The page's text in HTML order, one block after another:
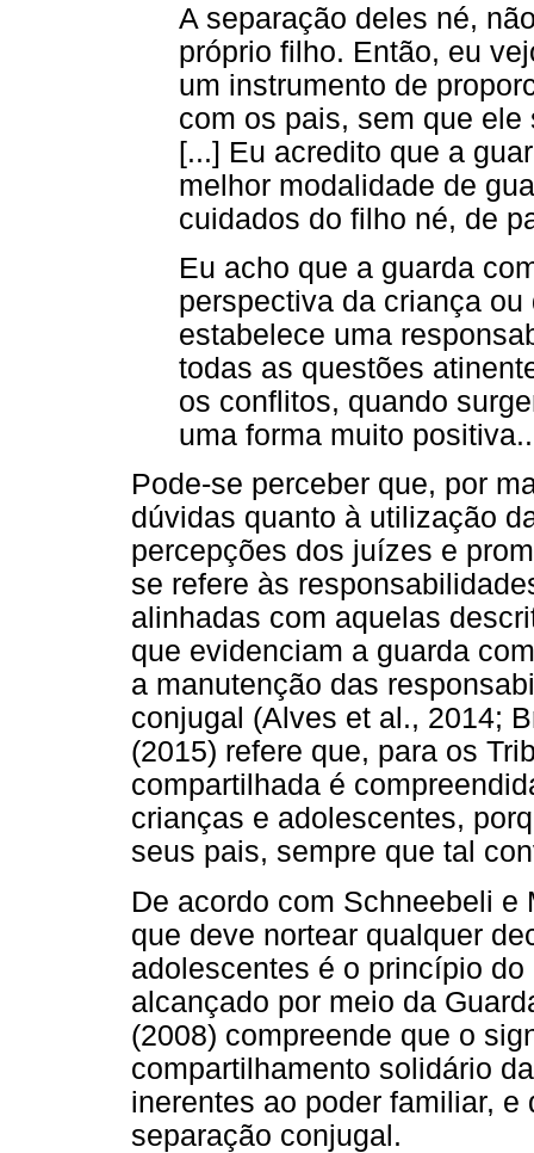
A separação deles né,
próprio filho. Então, eu
um instrumento de
com os pais, sem que
[...] Eu acredito que a
melhor modalidade de
cuidados do filho né, de
Eu acho que a guarda
perspectiva da criança
estabelece uma
todas as questões
os conflitos, quando
uma forma muito
Pode-se perceber que, por
dúvidas quanto à utilização
percepções dos juízes e
se refere às
alinhadas com aquelas
que evidenciam a guarda
a manutenção das
conjugal (Alves et al., 2014;
(2015) refere que, para os
compartilhada é
crianças e adolescentes,
seus pais, sempre que tal
De acordo com Schneebeli e
que deve nortear qualquer
adolescentes é o princípio
alcançado por meio da
(2008) compreende que o
compartilhamento solidário
inerentes ao poder familiar,
separação conjugal.